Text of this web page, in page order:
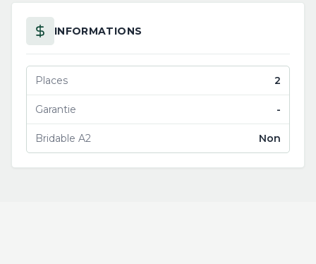
INFORMATIONS
Places 2
Garantie -
Bridable A2 Non